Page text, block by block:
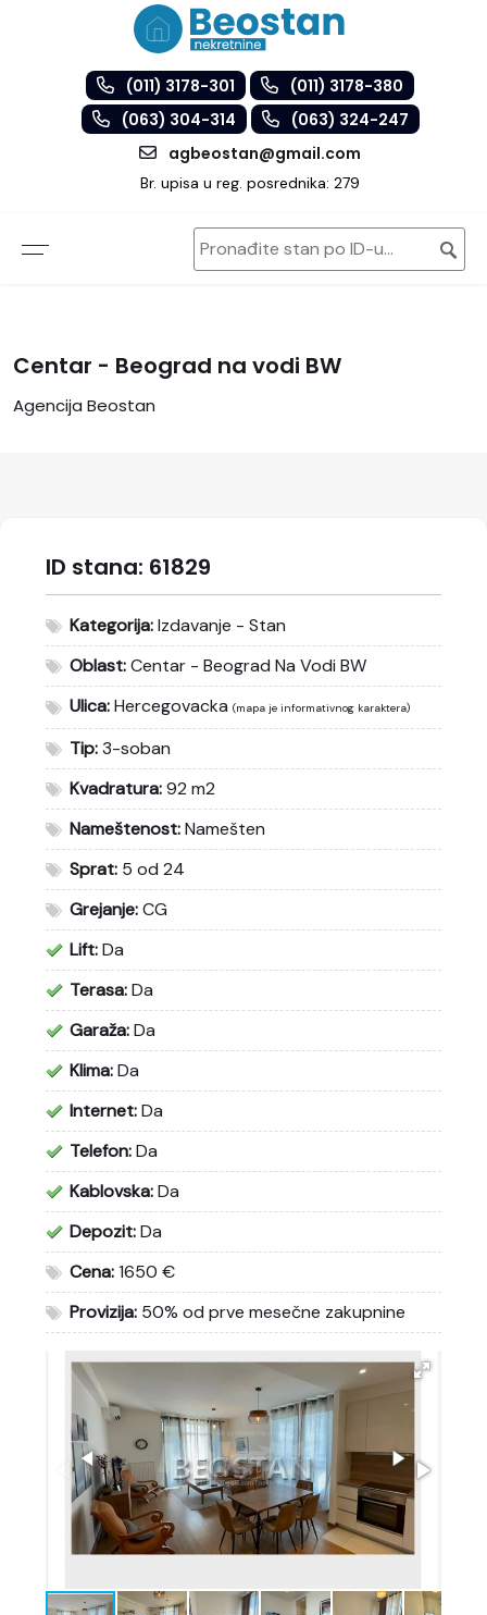
(011) 3178-301
(011) 3178-380
(063) 304-314
(063) 324-247
agbeostan@gmail.com
Br. upisa u reg. posrednika: 279
Centar - Beograd na vodi BW
Agencija Beostan
ID stana: 61829
Kategorija:Izdavanje - Stan
Oblast:Centar - Beograd Na Vodi BW
Ulica:Hercegovacka (mapa je informativnog karaktera)
Tip:3-soban
Kvadratura:92 m2
Nameštenost:Namešten
Sprat: 5 od 24
Grejanje:CG
Lift:Da
Terasa:Da
Garaža:Da
Klima:Da
Internet:Da
Telefon:Da
Kablovska:Da
Depozit:Da
Cena:1650 €
Provizija: 50% od prve mesečne zakupnine